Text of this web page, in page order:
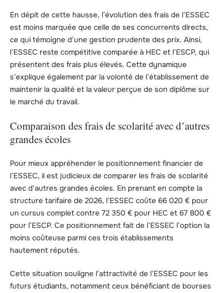
En dépit de cette hausse, l’évolution des frais de l’ESSEC
est moins marquée que celle de ses concurrents directs,
ce qui témoigne d’une gestion prudente des prix. Ainsi,
l’ESSEC reste compétitive comparée à HEC et l’ESCP, qui
présentent des frais plus élevés. Cette dynamique
s’explique également par la volonté de l’établissement de
maintenir la qualité et la valeur perçue de son diplôme sur
le marché du travail.
Comparaison des frais de scolarité avec d’autres
grandes écoles
Pour mieux appréhender le positionnement financier de
l’ESSEC, il est judicieux de comparer les frais de scolarité
avec d’autres grandes écoles. En prenant en compte la
structure tarifaire de 2026, l’ESSEC coûte 66 020 € pour
un cursus complet contre 72 350 € pour HEC et 67 800 €
pour l’ESCP. Ce positionnement fait de l’ESSEC l’option la
moins coûteuse parmi ces trois établissements
hautement réputés.
Cette situation souligne l’attractivité de l’ESSEC pour les
futurs étudiants, notamment ceux bénéficiant de bourses